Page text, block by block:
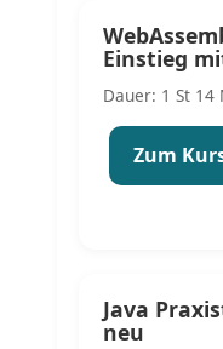
Einstieg
Dauer: 1 St 14
Zum
Java
neu